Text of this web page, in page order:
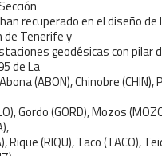
recuperado en el diseño
Tenerife y
geodésicas con pilar
de La
(ABON), Chinobre (CHIN),
Gordo (GORD), Mozos
Rique (RIQU), Taco (TACO),